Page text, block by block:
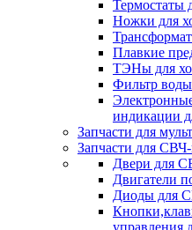
Термостаты
Ножки для
Плавкие
ТЭНы для
Фильтр
индикации
Запчасти для
Запчасти для
Двери для
Двигатели
Диоды для
управления